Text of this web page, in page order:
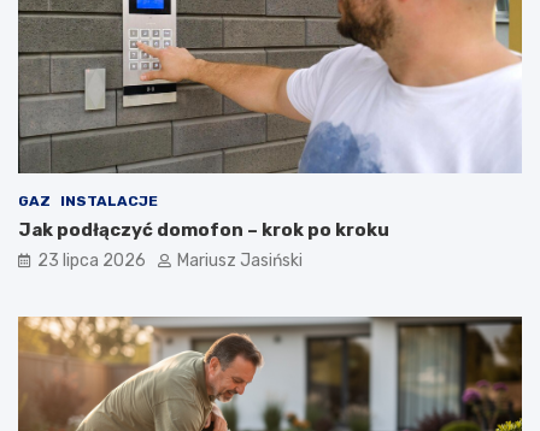
GAZ INSTALACJE
Jak podłączyć domofon – krok po kroku
23 lipca 2026 Mariusz Jasiński